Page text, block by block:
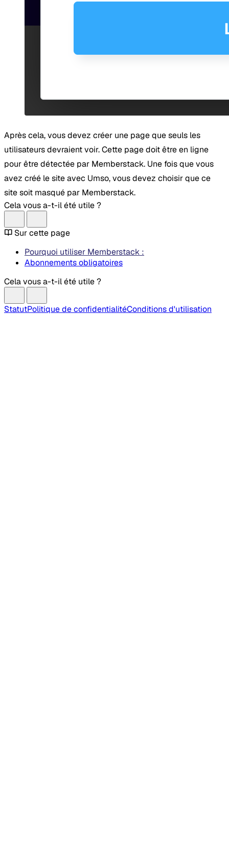
Après cela, vous devez créer une page que seuls les
utilisateurs devraient voir. Cette page doit être en ligne
pour être détectée par Memberstack. Une fois que vous
avez créé le site avec Umso, vous devez choisir que ce
site soit masqué par Memberstack.
Cela vous a-t-il été utile ?
Sur cette page
Pourquoi utiliser Memberstack :
Abonnements obligatoires
Cela vous a-t-il été utile ?
StatutPolitique de confidentialitéConditions d'utilisation